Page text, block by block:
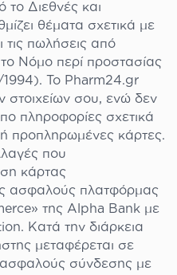
το Διεθνές και
θέματα σχετικά με
τις πωλήσεις από
Νόμο περί προστασίας
To Pharm24.gr
στοιχείων σου, ενώ δεν
πληροφορίες σχετικά
ή προπληρωμένες κάρτες.
που
κάρτας
ασφαλούς πλατφόρμας
της Alpha Bank με
Κατά την διάρκεια
μεταφέρεται σε
σύνδεσης με